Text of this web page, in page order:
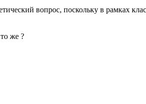
вопрос, поскольку в рамках
же ?